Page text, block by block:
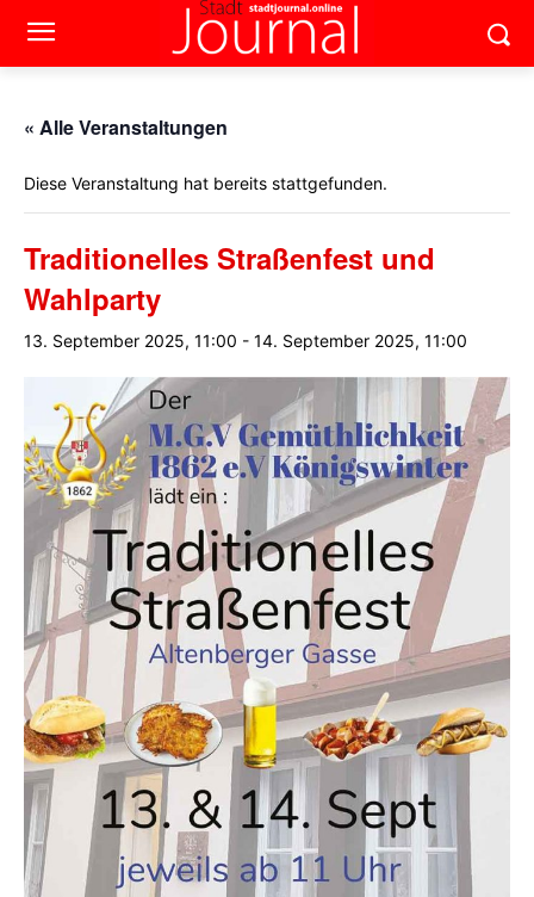
« Alle Veranstaltungen
Diese Veranstaltung hat bereits stattgefunden.
Traditionelles Straßenfest und
Wahlparty
13. September 2025, 11:00 - 14. September 2025, 11:00